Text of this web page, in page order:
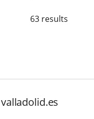
63 results
valladolid.es